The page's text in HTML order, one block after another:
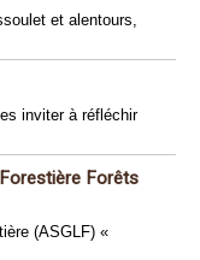
et alentours,
inviter à réfléchir
Forêts
(ASGLF) «